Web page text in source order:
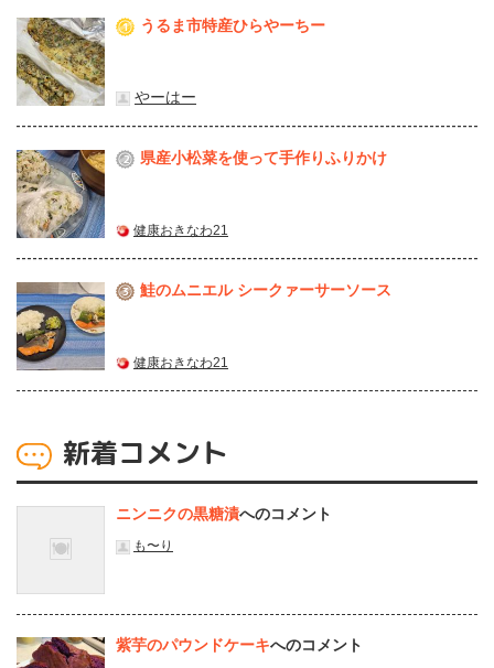
1 うるま市特産ひらやーちー
やーはー
2 県産⼩松菜を使って⼿作りふりかけ
健康おきなわ21
3 鮭のムニエル シークァーサーソース
健康おきなわ21
新着コメント
ニンニクの黒糖漬へのコメント
も〜り
紫芋のパウンドケーキへのコメント